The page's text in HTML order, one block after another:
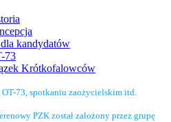
kandydatów
73
Krótkofalowców
73, spotkaniu zaożycielskim itd.
PZK został założony przez grupę